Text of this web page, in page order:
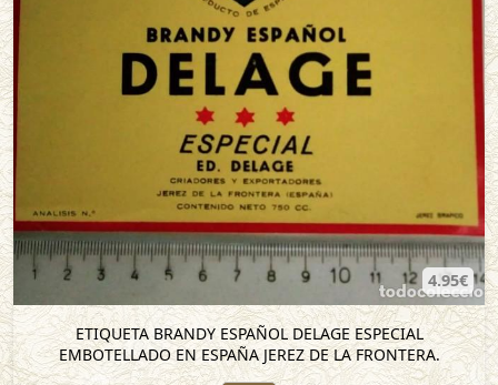
4.95€
ETIQUETA BRANDY ESPAÑOL DELAGE ESPECIAL
EMBOTELLADO EN ESPAÑA JEREZ DE LA FRONTERA.